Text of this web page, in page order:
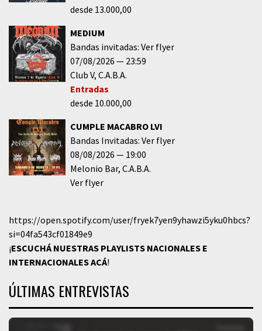
desde 13.000,00
MEDIUM
Bandas invitadas: Ver flyer
07/08/2026
23:59
Club V C.A.B.A.
Entradas
desde 10.000,00
CUMPLE MACABRO LVI
Bandas Invitadas: Ver flyer
08/08/2026
19:00
Melonio Bar C.A.B.A.
Ver flyer
https://open.spotify.com/user/fryek7yen9yhawzi5yku0hbcs?
si=04fa543cf01849e9
¡ESCUCHÁ NUESTRAS PLAYLISTS NACIONALES E
INTERNACIONALESACÁ!
ÚLTIMAS ENTREVISTAS